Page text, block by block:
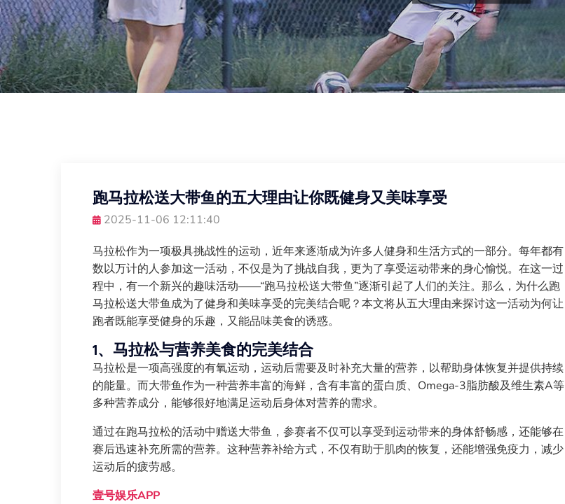
跑马拉松送大带鱼的五大理由让你既健身又美味享受
2025-11-06 12:11:40
马拉松作为一项极具挑战性的运动，近年来逐渐成为许多人健身和生活方式的一部分。每年都有
数以万计的人参加这一活动，不仅是为了挑战自我，更为了享受运动带来的身心愉悦。在这一过
程中，有一个新兴的趣味活动——“跑马拉松送大带鱼”逐渐引起了人们的关注。那么，为什么跑
马拉松送大带鱼成为了健身和美味享受的完美结合呢？本文将从五大理由来探讨这一活动为何让
跑者既能享受健身的乐趣，又能品味美食的诱惑。
1、马拉松与营养美食的完美结合
马拉松是一项高强度的有氧运动，运动后需要及时补充大量的营养，以帮助身体恢复并提供持续
的能量。而大带鱼作为一种营养丰富的海鲜，含有丰富的蛋白质、Omega-3脂肪酸及维生素A等
多种营养成分，能够很好地满足运动后身体对营养的需求。
通过在跑马拉松的活动中赠送大带鱼，参赛者不仅可以享受到运动带来的身体舒畅感，还能够在
赛后迅速补充所需的营养。这种营养补给方式，不仅有助于肌肉的恢复，还能增强免疫力，减少
运动后的疲劳感。
壹号娱乐APP